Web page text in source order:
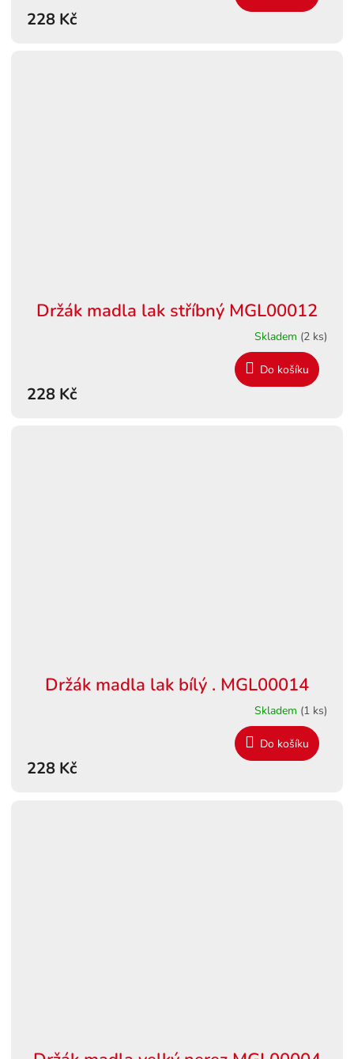
228 Kč
Držák madla lak stříbný MGL00012
Skladem (2 ks)
228 Kč
Do košíku
Držák madla lak bílý . MGL00014
Skladem (1 ks)
228 Kč
Do košíku